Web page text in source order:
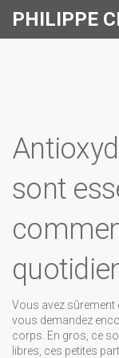
PHILIPPE
sont
Vous avez sûrement
vous demandez
corps. En gros, ce
libres, ces petites